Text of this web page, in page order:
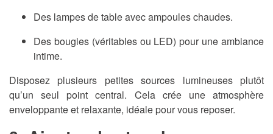
Des lampes de table avec ampoules chaudes.
Des bougies (véritables ou LED) pour une ambiance
intime.
Disposez plusieurs petites sources lumineuses plutôt
qu’un seul point central. Cela crée une atmosphère
enveloppante et relaxante, idéale pour vous reposer.